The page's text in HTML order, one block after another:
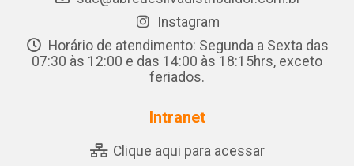
Instagram
Horário de atendimento: Segunda a Sexta das
07:30 às 12:00 e das 14:00 às 18:15hrs, exceto
feriados.
Intranet
Clique aqui para acessar